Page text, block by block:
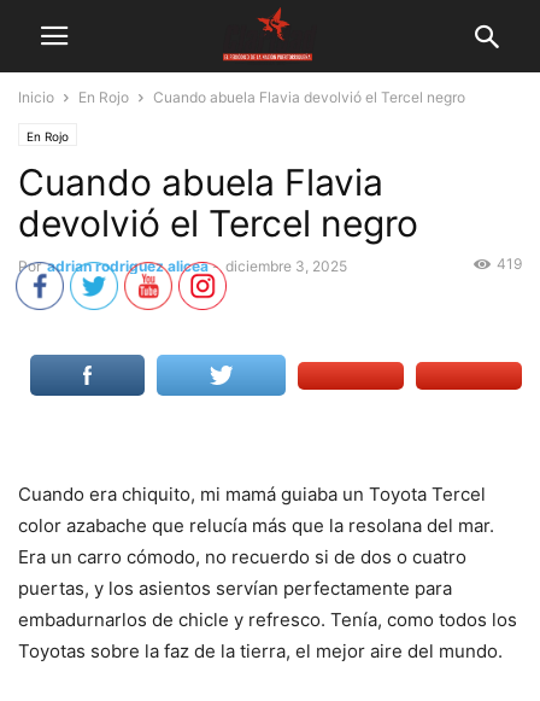
Inicio En Rojo Cuando abuela Flavia devolvió el Tercel negro
En Rojo
Cuando abuela Flavia
devolvió el Tercel negro
Por adrian rodriguez alicea - diciembre 3, 2025 419
Cuando era chiquito, mi mamá guiaba un Toyota Tercel
color azabache que relucía más que la resolana del mar.
Era un carro cómodo, no recuerdo si de dos o cuatro
puertas, y los asientos servían perfectamente para
embadurnarlos de chicle y refresco. Tenía, como todos los
Toyotas sobre la faz de la tierra, el mejor aire del mundo.